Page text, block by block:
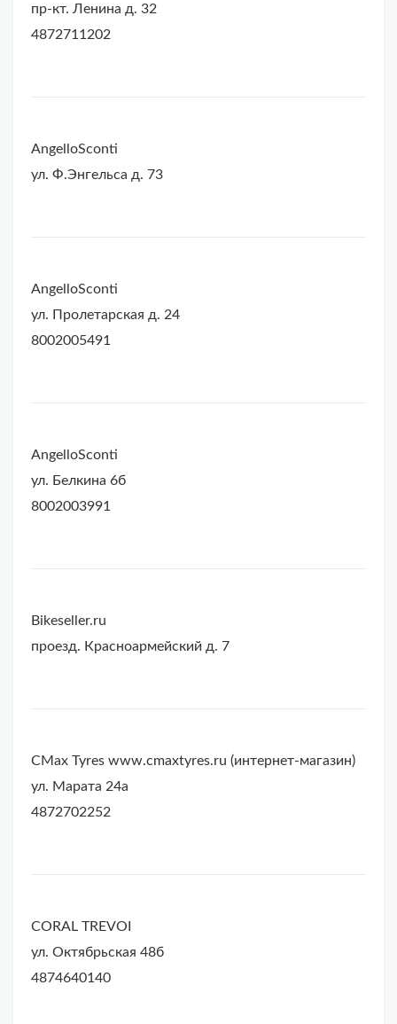
пр-кт. Ленина д. 32
4872711202
AngelloSconti
ул. Ф.Энгельса д. 73
AngelloSconti
ул. Пролетарская д. 24
8002005491
AngelloSconti
ул. Белкина 6б
8002003991
Bikeseller.ru
проезд. Красноармейский д. 7
CMax Tyres www.cmaxtyres.ru (интернет-магазин)
ул. Марата 24а
4872702252
CORAL TREVOI
ул. Октябрьская 48б
4874640140